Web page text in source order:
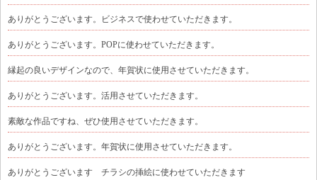
ありがとうございます。ビジネスで使わせていただきます。
ありがとうございます。POPに使わせていただきます。
縁起の良いデザインなので、年賀状に使用させていただきます。
ありがとうございます。活用させていただきます。
素敵な作品ですね、ぜひ使用させていただきます。
ありがとうございます。年賀状に使用させていただきます。
ありがとうございます チラシの挿絵に使わせていただきます